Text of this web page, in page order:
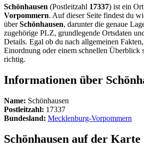
Schönhausen (Postleitzahl 17337) ist ein
Vorpommern. Auf dieser Seite findest du
überSchönhausen, darunter die genaue
zugehörige PLZ, grundlegende Ortsdaten
Details. Egal ob du nach allgemeinen
Einordnung oder einem schnellen Überblick
richtig.
Informationen über
Name: Schönhausen
Postleitzahl: 17337
Bundesland: Mecklenburg-Vorpommern
Schönhausen auf der Karte